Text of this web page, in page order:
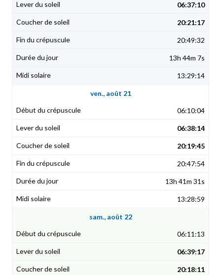
06:37:10
20:21:17
20:49:32
13h 44m 7s
13:29:14
ven., août 21
06:10:04
06:38:14
20:19:45
20:47:54
13h 41m 31s
13:28:59
sam., août 22
06:11:13
06:39:17
20:18:11